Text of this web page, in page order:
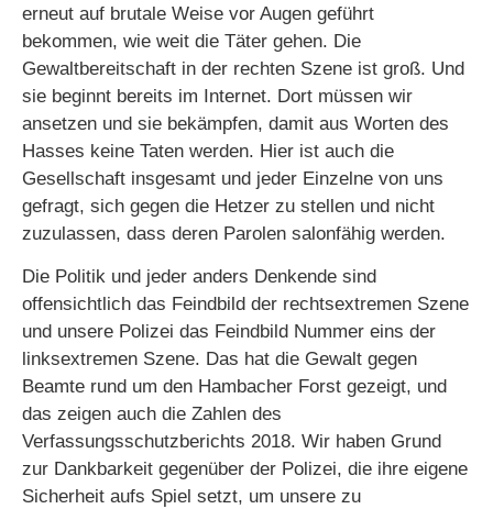
erneut auf brutale Weise vor Augen geführt
bekommen, wie weit die Täter gehen. Die
Gewaltbereitschaft in der rechten Szene ist groß. Und
sie beginnt bereits im Internet. Dort müssen wir
ansetzen und sie bekämpfen, damit aus Worten des
Hasses keine Taten werden. Hier ist auch die
Gesellschaft insgesamt und jeder Einzelne von uns
gefragt, sich gegen die Hetzer zu stellen und nicht
zuzulassen, dass deren Parolen salonfähig werden.
Die Politik und jeder anders Denkende sind
offensichtlich das Feindbild der rechtsextremen Szene
und unsere Polizei das Feindbild Nummer eins der
linksextremen Szene. Das hat die Gewalt gegen
Beamte rund um den Hambacher Forst gezeigt, und
das zeigen auch die Zahlen des
Verfassungsschutzberichts 2018. Wir haben Grund
zur Dankbarkeit gegenüber der Polizei, die ihre eigene
Sicherheit aufs Spiel setzt, um unsere zu